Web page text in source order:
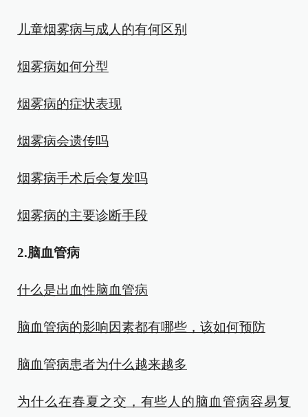
儿童烟雾病与成人的有何区别
烟雾病如何分型
烟雾病的症状表现
烟雾病会遗传吗
烟雾病手术后会复发吗
烟雾病的主要诊断手段
2.脑血管病
什么是出血性脑血管病
脑血管病的影响因素都有哪些，该如何预防
脑血管病患者为什么越来越多
为什么在春夏之交，有些人的脑血管病容易复